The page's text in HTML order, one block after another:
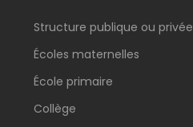
Structure publique ou privée
Écoles maternelles
École primaire
Collège